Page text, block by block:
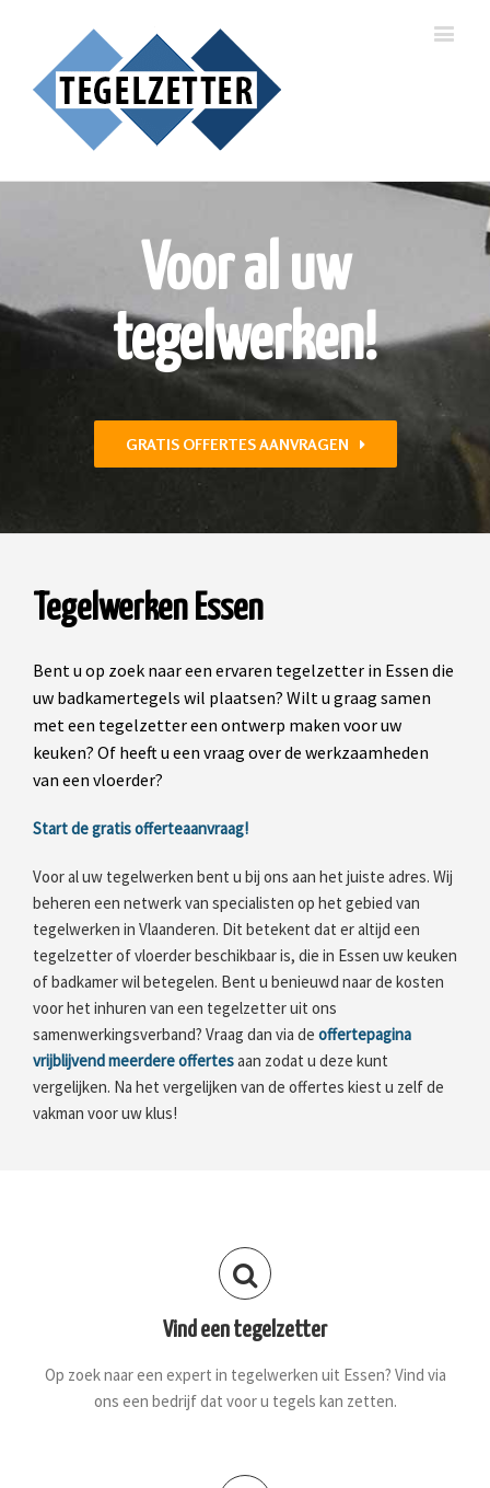
Voor al uw
tegelwerken!
GRATIS OFFERTES AANVRAGEN
Tegelwerken Essen
Bent u op zoek naar een ervaren tegelzetter in Essen die
uw badkamertegels wil plaatsen? Wilt u graag samen
met een tegelzetter een ontwerp maken voor uw
keuken? Of heeft u een vraag over de werkzaamheden
van een vloerder?
Start de gratis offerteaanvraag!
Voor al uw tegelwerken bent u bij ons aan het juiste adres. Wij
beheren een netwerk van specialisten op het gebied van
tegelwerken in Vlaanderen. Dit betekent dat er altijd een
tegelzetter of vloerder beschikbaar is, die in Essen uw keuken
of badkamer wil betegelen. Bent u benieuwd naar de kosten
voor het inhuren van een tegelzetter uit ons
samenwerkingsverband? Vraag dan via de offertepagina
vrijblijvend meerdere offertesaan zodat u deze kunt
vergelijken. Na het vergelijken van de offertes kiest u zelf de
vakman voor uw klus!
Vind een tegelzetter
Op zoek naar een expert in tegelwerken uit Essen? Vind via
ons een bedrijf dat voor u tegels kan zetten.